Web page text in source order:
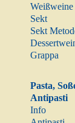
Weißweine
Sekt
Sekt
Grappa
Pasta,
Antipasti
Info